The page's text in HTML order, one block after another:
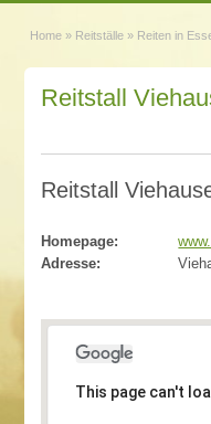
Home » Reitställe » Reiten in
Reitstall
Reitstall
Homepage:
Adresse:
This page can't